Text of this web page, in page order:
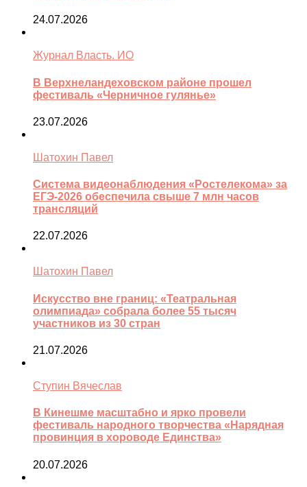
24.07.2026
Журнал Власть. ИО
В Верхнеландеховском районе прошел
фестиваль «Черничное гулянье»
23.07.2026
Шатохин Павел
Система видеонаблюдения «Ростелекома» за
ЕГЭ-2026 обеспечила свыше 7 млн часов
трансляций
22.07.2026
Шатохин Павел
Искусство вне границ: «Театральная
олимпиада» собрала более 55 тысяч
участников из 30 стран
21.07.2026
Ступин Вячеслав
В Кинешме масштабно и ярко провели
фестиваль народного творчества «Нарядная
провинция в хороводе Единства»
20.07.2026